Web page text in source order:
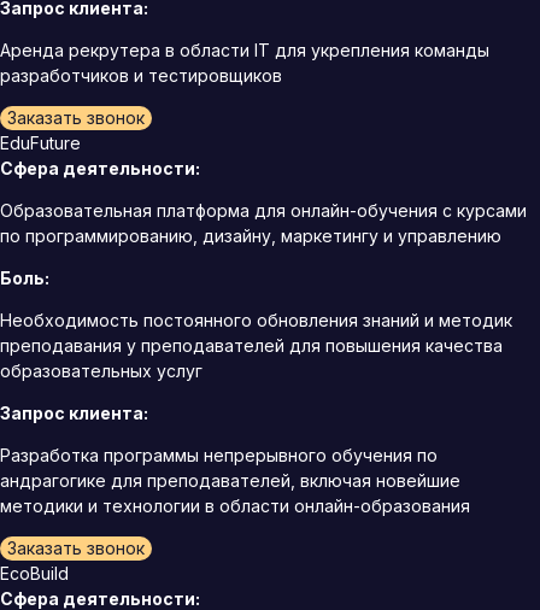
Запрос клиента:
Аренда рекрутера в области IT для укрепления команды
разработчиков и тестировщиков
Заказать звонок
EduFuture
Сфера деятельности:
Образовательная платформа для онлайн-обучения с курсами
по программированию, дизайну, маркетингу и управлению
Боль:
Необходимость постоянного обновления знаний и методик
преподавания у преподавателей для повышения качества
образовательных услуг
Запрос клиента:
Разработка программы непрерывного обучения по
андрагогике для преподавателей, включая новейшие
методики и технологии в области онлайн-образования
Заказать звонок
EcoBuild
Сфера деятельности: